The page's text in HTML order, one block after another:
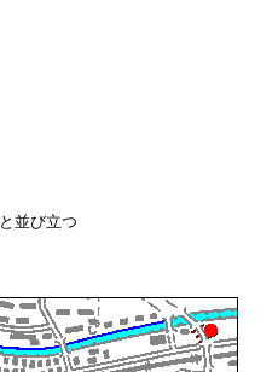
と並び立つ